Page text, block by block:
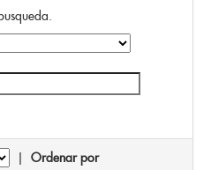
| Ordenar por